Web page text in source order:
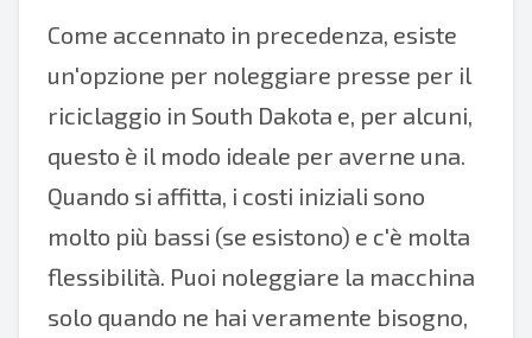
Come accennato in precedenza, esiste
un'opzione per noleggiare presse per il
riciclaggio in South Dakota e, per alcuni,
questo è il modo ideale per averne una.
Quando si affitta, i costi iniziali sono
molto più bassi (se esistono) e c'è molta
flessibilità. Puoi noleggiare la macchina
solo quando ne hai veramente bisogno,